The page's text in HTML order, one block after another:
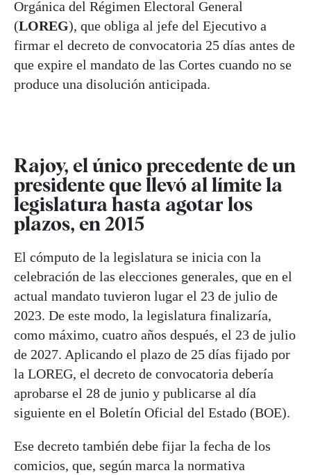
Orgánica del Régimen Electoral General
(LOREG), que obliga al jefe del Ejecutivo a
firmar el decreto de convocatoria 25 días antes de
que expire el mandato de las Cortes cuando no se
produce una disolución anticipada.
Rajoy, el único precedente de un
presidente que llevó al límite la
legislatura hasta agotar los
plazos, en 2015
El cómputo de la legislatura se inicia con la
celebración de las elecciones generales, que en el
actual mandato tuvieron lugar el 23 de julio de
2023. De este modo, la legislatura finalizaría,
como máximo, cuatro años después, el 23 de julio
de 2027. Aplicando el plazo de 25 días fijado por
la LOREG, el decreto de convocatoria debería
aprobarse el 28 de junio y publicarse al día
siguiente en el Boletín Oficial del Estado (BOE).
Ese decreto también debe fijar la fecha de los
comicios, que, según marca la normativa